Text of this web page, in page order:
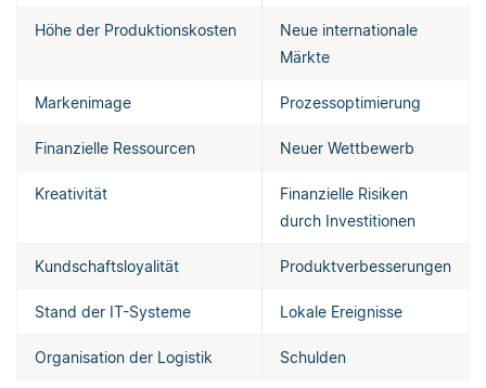
Höhe der Produktionskosten
Neue internationale
Märkte
Markenimage Prozessoptimierung
Finanzielle Ressourcen Neuer Wettbewerb
Kreativität
Finanzielle Risiken
durch Investitionen
Kundschaftsloyalität Produktverbesserungen
Stand der IT-Systeme Lokale Ereignisse
Organisation der Logistik Schulden